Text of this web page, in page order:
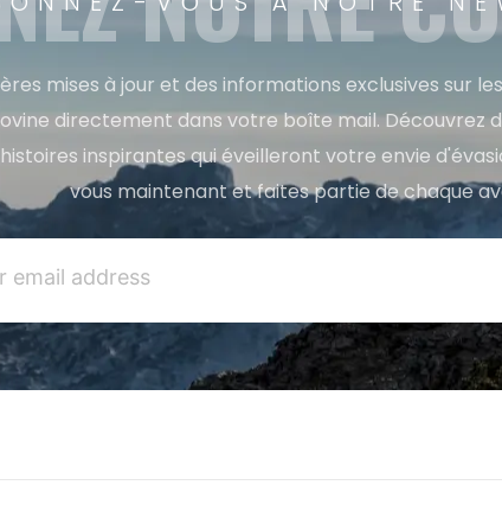
mises à jour et des informations exclusives sur
directement dans votre boîte mail. Découvrez
inspirantes qui éveilleront votre envie
vous maintenant et faites partie de chaque